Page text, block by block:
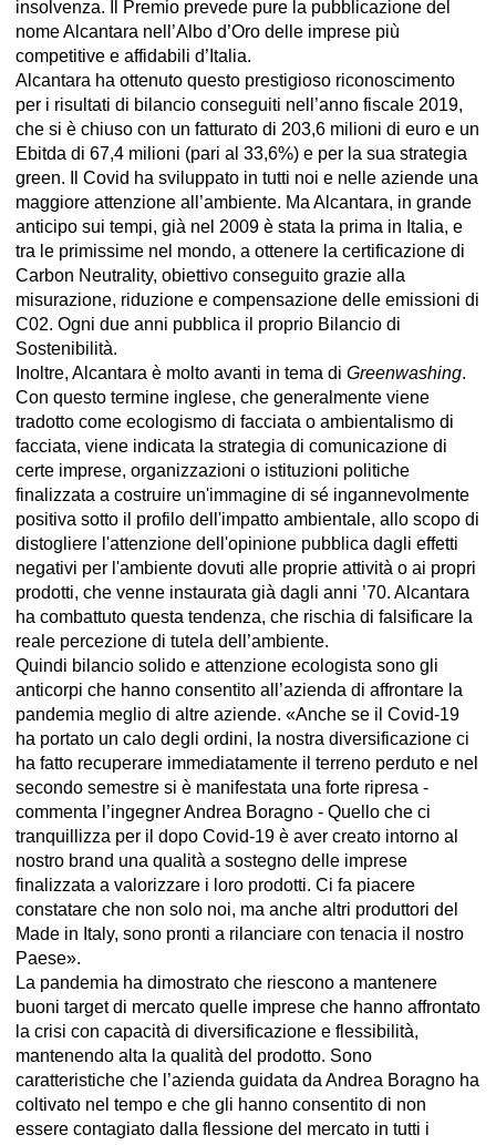
insolvenza. Il Premio prevede pure la pubblicazione del
nome Alcantara nell’Albo d’Oro delle imprese più
competitive e affidabili d’Italia.
Alcantara ha ottenuto questo prestigioso riconoscimento
per i risultati di bilancio conseguiti nell’anno fiscale 2019,
che si è chiuso con un fatturato di 203,6 milioni di euro e un
Ebitda di 67,4 milioni (pari al 33,6%) e per la sua strategia
green. Il Covid ha sviluppato in tutti noi e nelle aziende una
maggiore attenzione all’ambiente. Ma Alcantara, in grande
anticipo sui tempi, già nel 2009 è stata la prima in Italia, e
tra le primissime nel mondo, a ottenere la certificazione di
Carbon Neutrality, obiettivo conseguito grazie alla
misurazione, riduzione e compensazione delle emissioni di
C02. Ogni due anni pubblica il proprio Bilancio di
Sostenibilità.
Inoltre, Alcantara è molto avanti in tema di Greenwashing.
Con questo termine inglese, che generalmente viene
tradotto come ecologismo di facciata o ambientalismo di
facciata, viene indicata la strategia di comunicazione di
certe imprese, organizzazioni o istituzioni politiche
finalizzata a costruire un'immagine di sé ingannevolmente
positiva sotto il profilo dell'impatto ambientale, allo scopo di
distogliere l'attenzione dell'opinione pubblica dagli effetti
negativi per l'ambiente dovuti alle proprie attività o ai propri
prodotti, che venne instaurata già dagli anni ’70. Alcantara
ha combattuto questa tendenza, che rischia di falsificare la
reale percezione di tutela dell’ambiente.
Quindi bilancio solido e attenzione ecologista sono gli
anticorpi che hanno consentito all’azienda di affrontare la
pandemia meglio di altre aziende. «Anche se il Covid-19
ha portato un calo degli ordini, la nostra diversificazione ci
ha fatto recuperare immediatamente il terreno perduto e nel
secondo semestre si è manifestata una forte ripresa -
commenta l’ingegner Andrea Boragno - Quello che ci
tranquillizza per il dopo Covid-19 è aver creato intorno al
nostro brand una qualità a sostegno delle imprese
finalizzata a valorizzare i loro prodotti. Ci fa piacere
constatare che non solo noi, ma anche altri produttori del
Made in Italy, sono pronti a rilanciare con tenacia il nostro
Paese».
La pandemia ha dimostrato che riescono a mantenere
buoni target di mercato quelle imprese che hanno affrontato
la crisi con capacità di diversificazione e flessibilità,
mantenendo alta la qualità del prodotto. Sono
caratteristiche che l’azienda guidata da Andrea Boragno ha
coltivato nel tempo e che gli hanno consentito di non
essere contagiato dalla flessione del mercato in tutti i